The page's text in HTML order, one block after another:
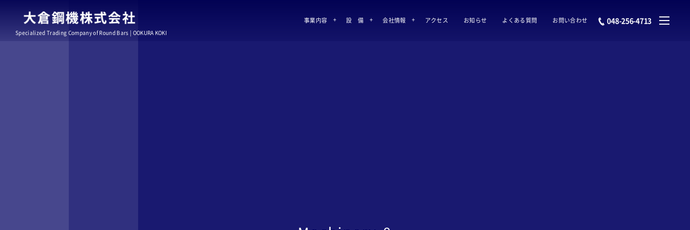
Specialized Trading Company of Round Bars | OOKURA KOKI
事業内容 設 備 会社情報 アクセス お知らせ よくある質問 お問い合わせ 048-256-4713